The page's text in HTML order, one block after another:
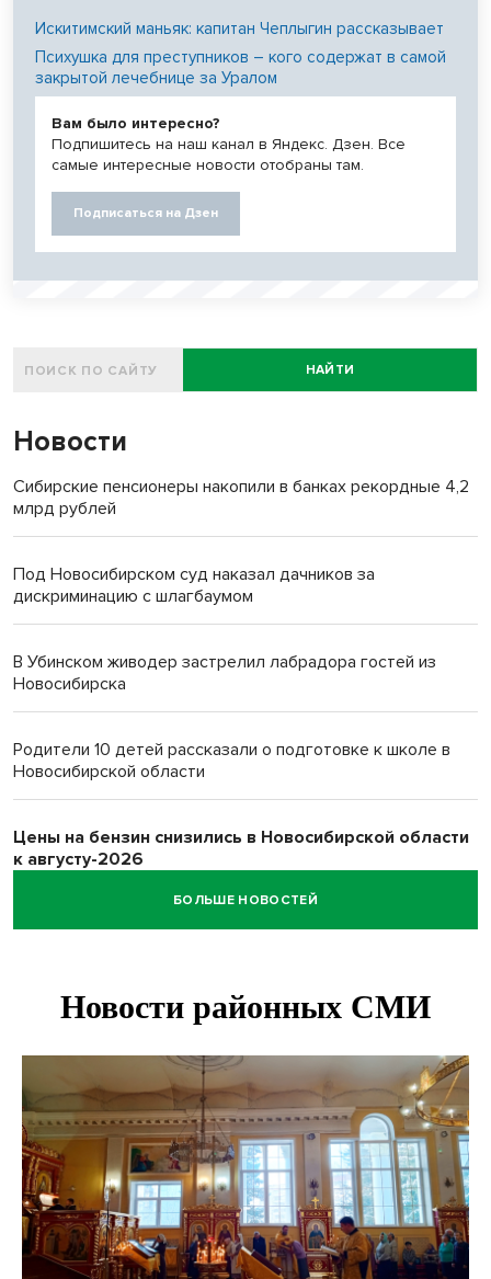
Искитимский маньяк: капитан Чеплыгин рассказывает
Психушка для преступников – кого содержат в самой
закрытой лечебнице за Уралом
Вам было интересно?
Подпишитесь на наш канал в Яндекс. Дзен. Все
самые интересные новости отобраны там.
Подписаться на Дзен
НАЙТИ
Новости
Сибирские пенсионеры накопили в банках рекордные 4,2
млрд рублей
Под Новосибирском суд наказал дачников за
дискриминацию с шлагбаумом
В Убинском живодер застрелил лабрадора гостей из
Новосибирска
Родители 10 детей рассказали о подготовке к школе в
Новосибирской области
Цены на бензин снизились в Новосибирской области
к августу-2026
БОЛЬШЕ НОВОСТЕЙ